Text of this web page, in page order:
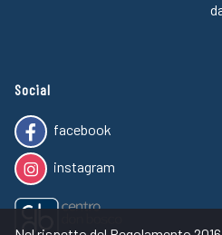
Social
facebook
instagram